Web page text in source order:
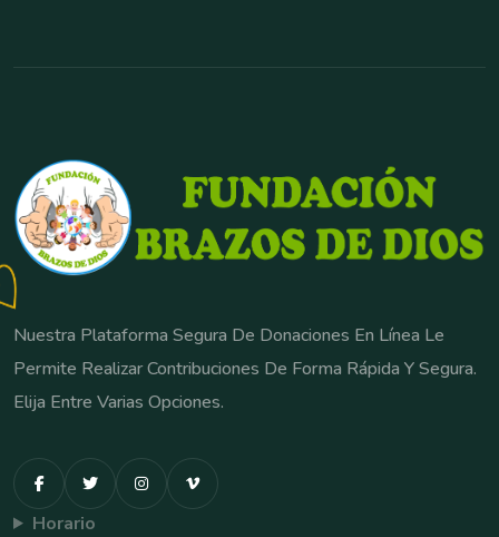
Nuestra Plataforma Segura De Donaciones En Línea Le
Permite Realizar Contribuciones De Forma Rápida Y Segura.
Elija Entre Varias Opciones.
Horario